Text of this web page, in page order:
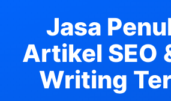
Jasa
Artikel SEO
Writing